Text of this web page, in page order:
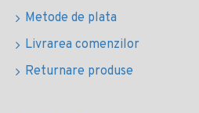
Metode de plata
Livrarea comenzilor
Returnare produse